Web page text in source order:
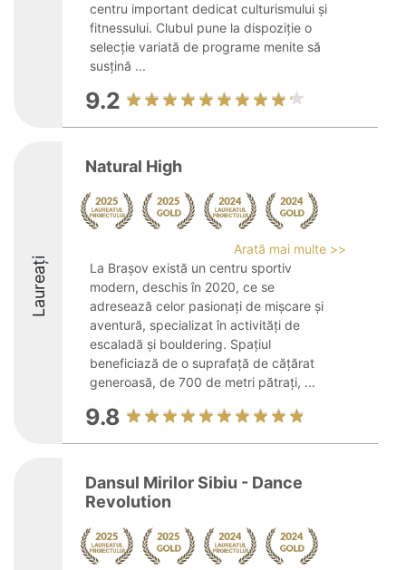
centru important dedicat culturismului și
fitnessului. Clubul pune la dispoziție o
selecție variată de programe menite să
susțină ...
9.2
Laureați
Natural High
Arată mai multe >>
La Brașov există un centru sportiv
modern, deschis în 2020, ce se
adresează celor pasionați de mișcare și
aventură, specializat în activități de
escaladă și bouldering. Spațiul
beneficiază de o suprafață de cățărat
generoasă, de 700 de metri pătrați, ...
9.8
Dansul Mirilor Sibiu - Dance
Revolution